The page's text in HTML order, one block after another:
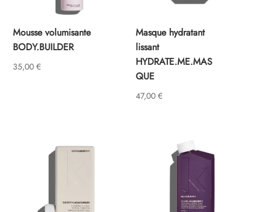
Mousse volumisante
BODY.BUILDER
35,00€
Masque hydratant
lissant
HYDRATE.ME.MAS
QUE
47,00€